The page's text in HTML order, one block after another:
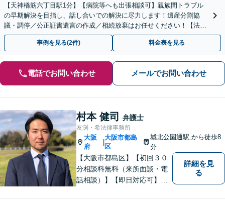
【天神橋筋六丁目駅1分】【病院等へも出張相談可】親族間トラブル
の早期解決を目指し、話し合いでの解決に尽力します！遺産分割協
議・調停／公正証書遺言の作成／相続放棄はお任せください！【法テ
ラス利用】【初回相談無料】【夜間・休日面談】
事例を見る(2件) 料金表を見る
電話でお問い合わせ メールでお問い合わせ
村本 健司 弁護士
友渕・希法律事務所
大阪
府
|
大阪市都島
区
城北公園通駅から徒歩8
分
【大阪市都島区】【初回３０
分相談料無料（来所面談・電
話相談）】【即日対応可】
詳細を見
る